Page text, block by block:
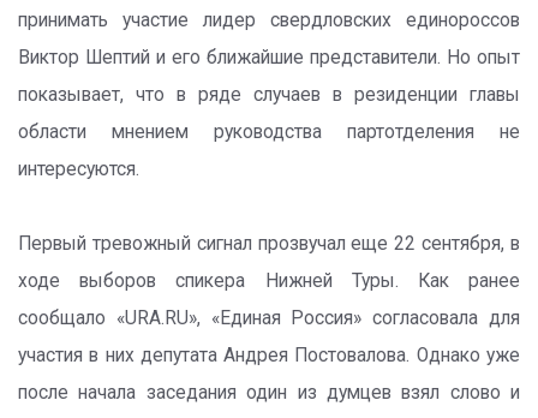
принимать участие лидер свердловских единороссов
Виктор Шептий и его ближайшие представители. Но опыт
показывает, что в ряде случаев в резиденции главы
области мнением руководства партотделения не
интересуются.
Первый тревожный сигнал прозвучал еще 22 сентября, в
ходе выборов спикера Нижней Туры. Как ранее
сообщало «URA.RU», «Единая Россия» согласовала для
участия в них депутата Андрея Постовалова. Однако уже
после начала заседания один из думцев взял слово и